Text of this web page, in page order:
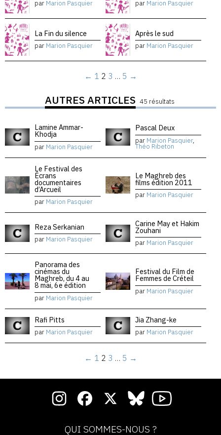
par Marion Pasquier par Marion Pasquier
La Fin du silence
par Marion Pasquier
Après le sud
par Marion Pasquier
← 1 2 3 … 5 →
AUTRES ARTICLES 45 résultats
Lamine Ammar-
Khodja
par Marion Pasquier
Pascal Deux
par Marion Pasquier,
Théo Ribeton
Le Festival des
Écrans
documentaires
d’Arcueil
par Marion Pasquier
Le Maghreb des
films édition 2011
par Marion Pasquier
Reza Serkanian
par Marion Pasquier
Carine May et Hakim
Zouhani
par Marion Pasquier
Panorama des
cinémas du
Maghreb, du 4 au
8 mai, 6e édition
par Marion Pasquier
Festival du Film de
Femmes de Créteil
par Marion Pasquier
Rafi Pitts
par Marion Pasquier
Jia Zhang-ke
par Marion Pasquier
← 1 2 3 … 5 →
QUI SOMMES-NOUS ?